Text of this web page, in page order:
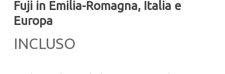
Fuji in Emilia-Romagna, Italia e
Europa
INCLUSO